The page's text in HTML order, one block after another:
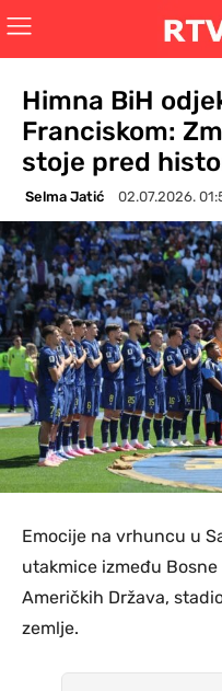
Himna BiH
Franciskom:
stoje pred
Selma Jatić 02.07.2026.
Emocije na vrhuncu u
utakmice između
Američkih Država,
zemlje.